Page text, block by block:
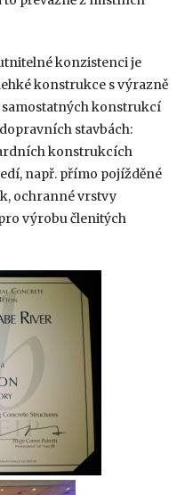
konzistenci je
konstrukce s výrazně
konstrukcí
stavbách:
konstrukcích
např. přímo pojížděné
ochranné vrstvy
výrobu členitých